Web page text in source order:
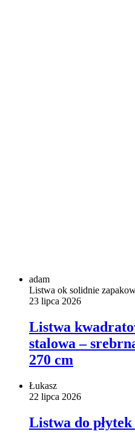
adam
Listwa ok solidnie
23 lipca 2026
Listwa
stalowa –
270 cm
Łukasz
22 lipca 2026
Listwa do